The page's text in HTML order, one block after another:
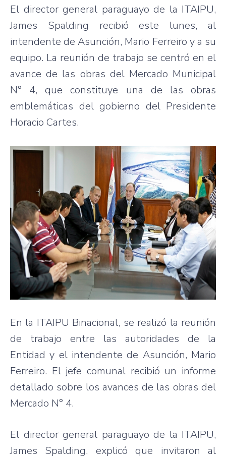
El director general paraguayo de la ITAIPU,
James Spalding recibió este lunes, al
intendente de Asunción, Mario Ferreiro y a su
equipo. La reunión de trabajo se centró en el
avance de las obras del Mercado Municipal
N° 4, que constituye una de las obras
emblemáticas del gobierno del Presidente
Horacio Cartes.
En la ITAIPU Binacional, se realizó la reunión
de trabajo entre las autoridades de la
Entidad y el intendente de Asunción, Mario
Ferreiro. El jefe comunal recibió un informe
detallado sobre los avances de las obras del
Mercado N° 4.
El director general paraguayo de la ITAIPU,
James Spalding, explicó que invitaron al